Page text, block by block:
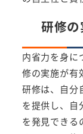
研修
内省力を身に
修の実施が有
研修は、自分
を提供し、自
を発見できる